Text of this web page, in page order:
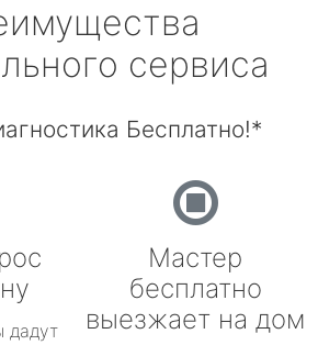
сервиса
Бесплатно!*
дадут
Мастер
бесплатно
выезжает на дом